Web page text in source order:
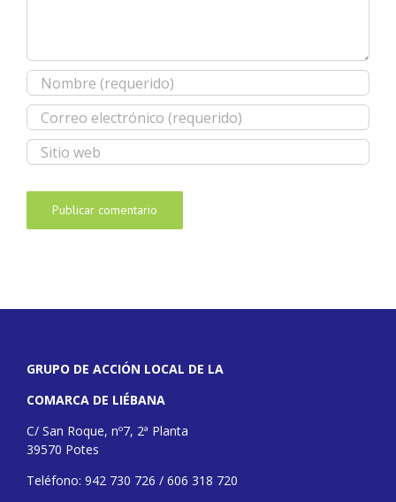
GRUPO DE ACCIÓN LOCAL DE LA
COMARCA DE LIÉBANA
C/ San Roque, nº7, 2ª Planta
39570 Potes
Teléfono: 942 730 726 / 606 318 720